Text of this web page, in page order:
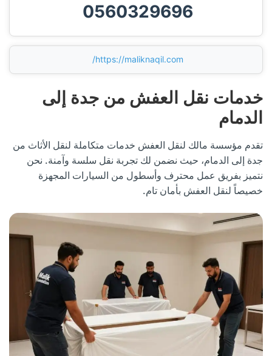
0560329696
https://maliknaqil.com/
خدمات نقل العفش من جدة إلى
الدمام
تقدم مؤسسة مالك لنقل العفش خدمات متكاملة لنقل الأثاث من
جدة إلى الدمام، حيث نضمن لك تجربة نقل سلسة وآمنة. نحن
نتميز بفريق عمل محترف وأسطول من السيارات المجهزة
خصيصاً لنقل العفش بأمان تام.